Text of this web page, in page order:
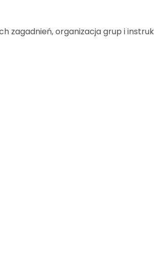
zagadnień, organizacja grup i